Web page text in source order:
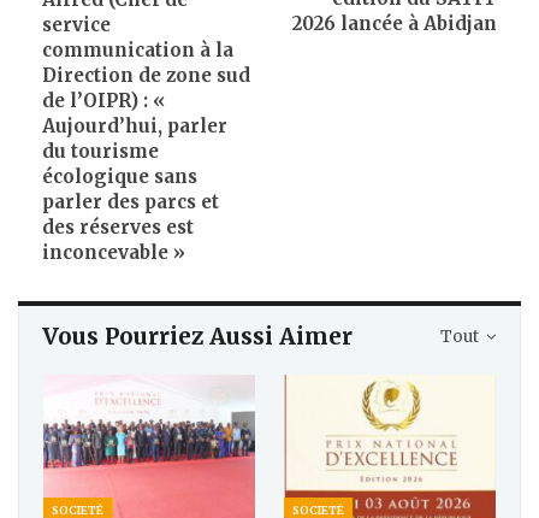
service
communication à la
Direction de zone sud
de l’OIPR) : «
Aujourd’hui, parler
du tourisme
écologique sans
parler des parcs et
des réserves est
inconcevable »
2026 lancée à Abidjan
Tout
Vous Pourriez Aussi Aimer
SOCIETÉ SOCIETÉ